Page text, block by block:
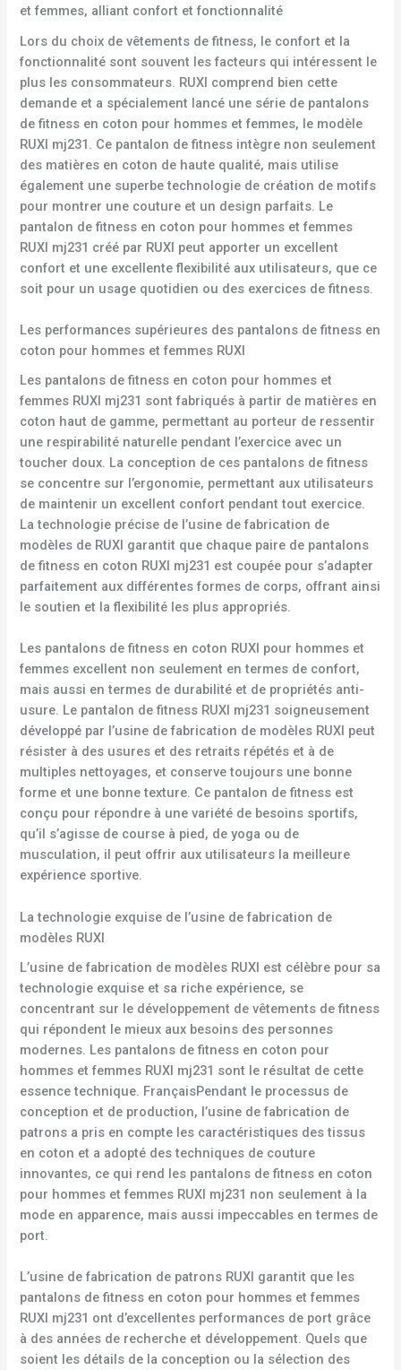
et femmes, alliant confort et fonctionnalité
Lors du choix de vêtements de fitness, le confort et la
fonctionnalité sont souvent les facteurs qui intéressent le
plus les consommateurs. RUXI comprend bien cette
demande et a spécialement lancé une série de pantalons
de fitness en coton pour hommes et femmes, le modèle
RUXI mj231. Ce pantalon de fitness intègre non seulement
des matières en coton de haute qualité, mais utilise
également une superbe technologie de création de motifs
pour montrer une couture et un design parfaits. Le
pantalon de fitness en coton pour hommes et femmes
RUXI mj231 créé par RUXI peut apporter un excellent
confort et une excellente flexibilité aux utilisateurs, que ce
soit pour un usage quotidien ou des exercices de fitness.
Les performances supérieures des pantalons de fitness en
coton pour hommes et femmes RUXI
Les pantalons de fitness en coton pour hommes et
femmes RUXI mj231 sont fabriqués à partir de matières en
coton haut de gamme, permettant au porteur de ressentir
une respirabilité naturelle pendant l’exercice avec un
toucher doux. La conception de ces pantalons de fitness
se concentre sur l’ergonomie, permettant aux utilisateurs
de maintenir un excellent confort pendant tout exercice.
La technologie précise de l’usine de fabrication de
modèles de RUXI garantit que chaque paire de pantalons
de fitness en coton RUXI mj231 est coupée pour s’adapter
parfaitement aux différentes formes de corps, offrant ainsi
le soutien et la flexibilité les plus appropriés.
Les pantalons de fitness en coton RUXI pour hommes et
femmes excellent non seulement en termes de confort,
mais aussi en termes de durabilité et de propriétés anti-
usure. Le pantalon de fitness RUXI mj231 soigneusement
développé par l’usine de fabrication de modèles RUXI peut
résister à des usures et des retraits répétés et à de
multiples nettoyages, et conserve toujours une bonne
forme et une bonne texture. Ce pantalon de fitness est
conçu pour répondre à une variété de besoins sportifs,
qu’il s’agisse de course à pied, de yoga ou de
musculation, il peut offrir aux utilisateurs la meilleure
expérience sportive.
La technologie exquise de l’usine de fabrication de
modèles RUXI
L’usine de fabrication de modèles RUXI est célèbre pour sa
technologie exquise et sa riche expérience, se
concentrant sur le développement de vêtements de fitness
qui répondent le mieux aux besoins des personnes
modernes. Les pantalons de fitness en coton pour
hommes et femmes RUXI mj231 sont le résultat de cette
essence technique. FrançaisPendant le processus de
conception et de production, l’usine de fabrication de
patrons a pris en compte les caractéristiques des tissus
en coton et a adopté des techniques de couture
innovantes, ce qui rend les pantalons de fitness en coton
pour hommes et femmes RUXI mj231 non seulement à la
mode en apparence, mais aussi impeccables en termes de
port.
L’usine de fabrication de patrons RUXI garantit que les
pantalons de fitness en coton pour hommes et femmes
RUXI mj231 ont d’excellentes performances de port grâce
à des années de recherche et développement. Quels que
soient les détails de la conception ou la sélection des